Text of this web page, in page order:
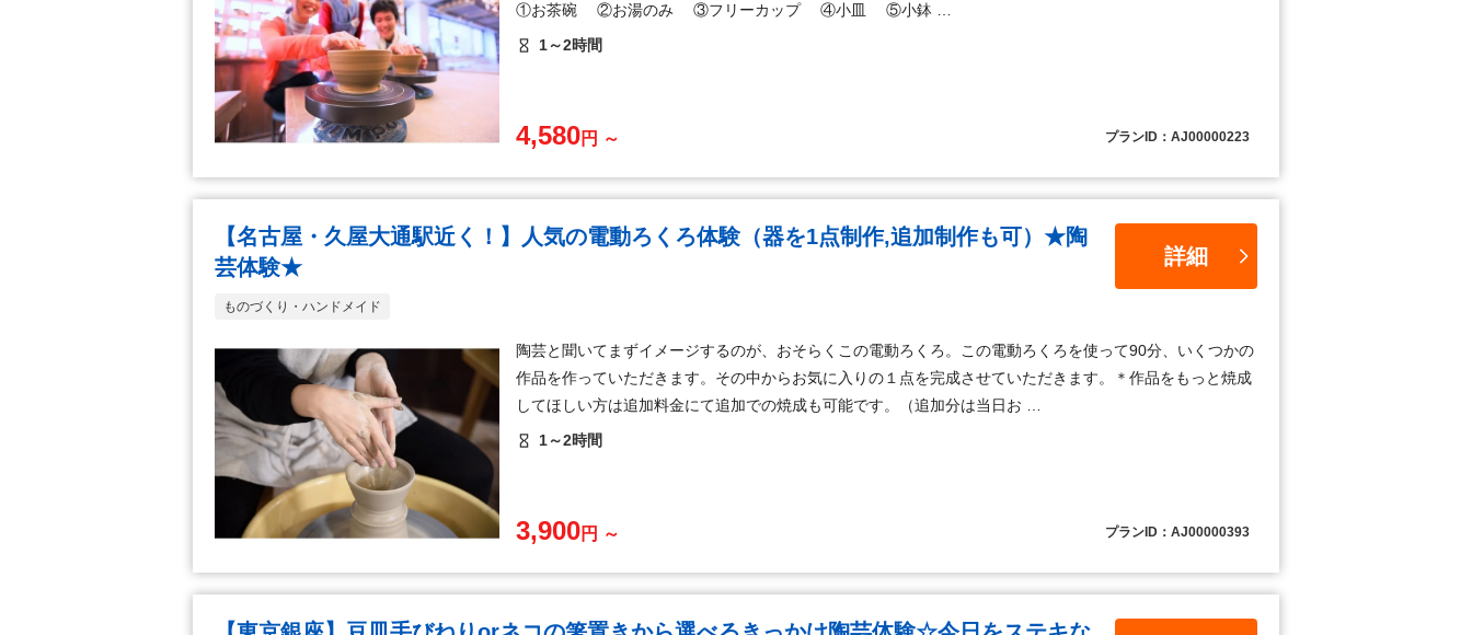
①お茶碗 ②お湯のみ ③フリーカップ ④小皿 ⑤小鉢 …
1～2時間
4,580円 ～ プランID：AJ00000223
【名古屋・久屋大通駅近く！】人気の電動ろくろ体験（器を1点制作,追加制作も可）★陶
芸体験★
ものづくり・ハンドメイド
陶芸と聞いてまずイメージするのが、おそらくこの電動ろくろ。この電動ろくろを使って90分、いくつかの
作品を作っていただきます。その中からお気に入りの１点を完成させていただきます。＊作品をもっと焼成
してほしい方は追加料金にて追加での焼成も可能です。（追加分は当日お …
1～2時間
3,900円 ～ プランID：AJ00000393
詳細